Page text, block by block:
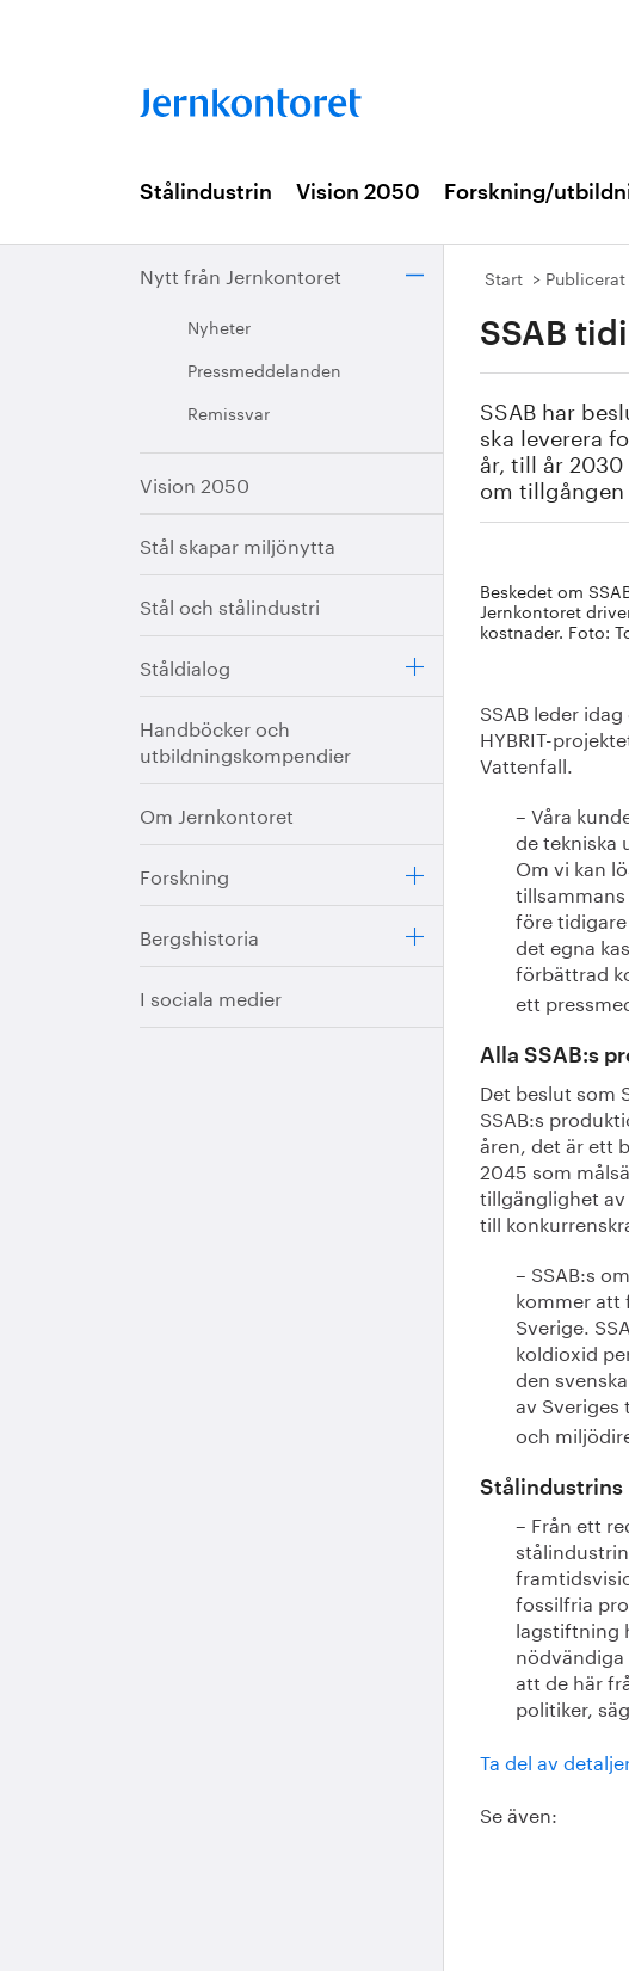
Stålindustrin Vision 2050 Forskning/
Nytt från Jernkontoret
Nyheter
Pressmeddelanden
Remissvar
Vision 2050
Stål skapar miljönytta
Stål och stålindustri
Ståldialog
Handböcker och
utbildningskompendier
Om Jernkontoret
Forskning
Bergshistoria
I sociala medier
Start Publicerat
SSAB
SSAB har
ska leverera
år, till år
om
Beskedet om
Jernkontoret
kostnader. Foto:
SSAB leder
HYBRIT-
Vattenfall.
– Våra
de tekniska
Om vi kan
före
det egna
förbättrad
ett
Alla SSAB:s
Det beslut som
SSAB:s
åren, det är ett
2045 som
tillgänglighet
till
– SSAB:s
kommer att
Sverige.
koldioxid
den
av
och
Stålindustrins
– Från ett
fossilfria
lagstiftning
att de här
politiker,
Ta del av
Se även: